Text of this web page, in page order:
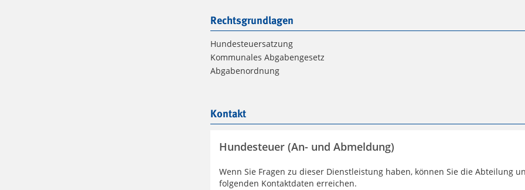
Rechtsgrundlagen
Hundesteuersatzung
Kommunales Abgabengesetz
Abgabenordnung
Kontakt
Hundesteuer (An- und Abmeldung)
Wenn Sie Fragen zu dieser Dienstleistung haben, können Sie die Abteilung
folgenden Kontaktdaten erreichen.